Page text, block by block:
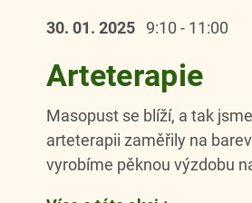
30. 01. 2025 9:10 - 11:00
Arteterapie
Masopust se blíží, a tak
arteterapii zaměřily na
vyrobíme pěknou výzdobu